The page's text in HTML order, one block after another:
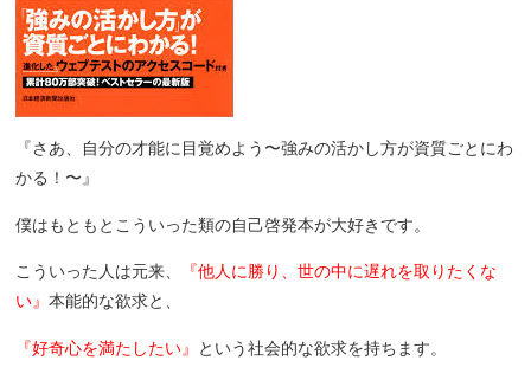
『さあ、自分の才能に目覚めよう〜強みの活かし方が資質ごとにわ
かる！〜』
僕はもともとこういった類の自己啓発本が大好きです。
こういった人は元来、
『他人に勝り、世の中に遅れを取りたくな
い』本能的な欲求と、
『好奇心を満たしたい』 という社会的な欲求を持ちます。